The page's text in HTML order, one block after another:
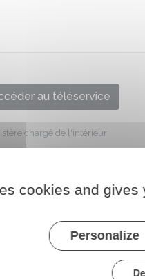
au téléservice
chargé de l'intérieur
cookies and
Personalize